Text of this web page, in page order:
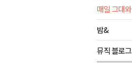
매일 그대와
밤&
뮤직 블로그